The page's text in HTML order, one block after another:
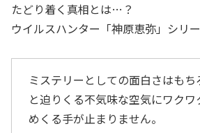
たどり着く真相とは…？
ウイルスハンター「神原恵弥」シリ
ミステリーとしての面白さはも
と迫りくる不気味な空気にワク
めくる手が止まりません。